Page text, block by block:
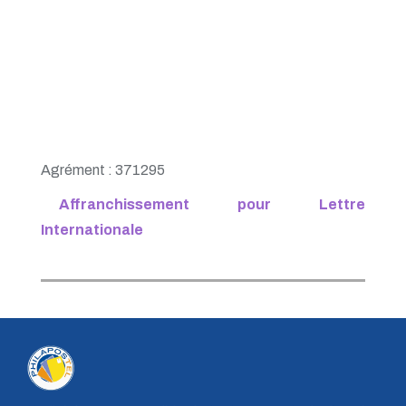
Agrément : 371295
Affranchissement pour Lettre
Internationale